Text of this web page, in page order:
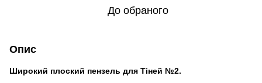
До обраного
Опис
Широкий плоский пензель для Тіней №2.